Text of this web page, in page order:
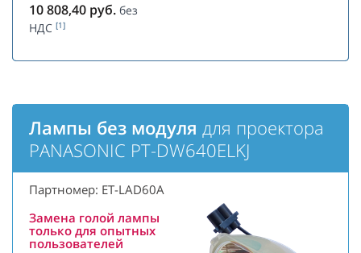
10 808,40 руб. без
НДС [1]
Лампы без модуля для проектора
PANASONIC PT-DW640ELKJ
Партномер: ET-LAD60A
Замена голой лампы
только для опытных
пользователей